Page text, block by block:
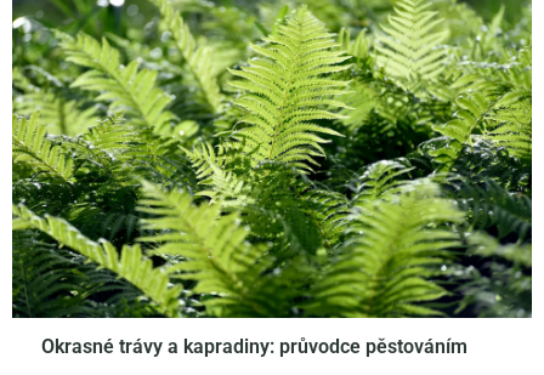
Okrasné trávy a kapradiny: průvodce pěstováním